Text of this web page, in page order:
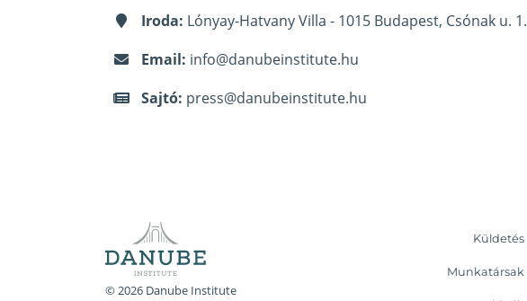
Iroda: Lónyay-Hatvany Villa - 1015 Budapest, Csónak u. 1.
Email: info@danubeinstitute.hu
Sajtó: press@danubeinstitute.hu
© 2026 Danube Institute
Küldetés
Munkatársak